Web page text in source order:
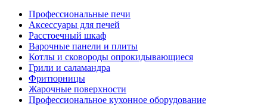
Профессиональные печи
Аксессуары для печей
Расстоечный шкаф
Варочные панели и плиты
Котлы и сковороды опрокидывающиеся
Грили и саламандра
Фритюрницы
Жарочные поверхности
Профессиональное кухонное оборудование